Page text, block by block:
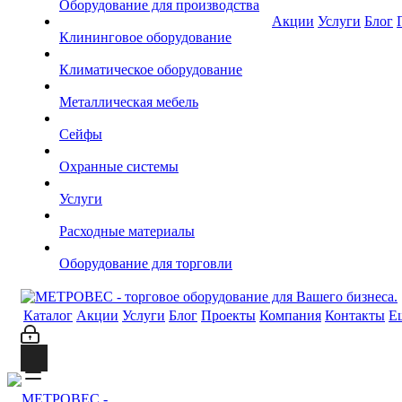
Оборудование для производства
Клининговое оборудование
Климатическое оборудование
Металлическая мебель
Сейфы
Охранные системы
Услуги
Расходные материалы
Оборудование для торговли
Акции Услуги Блог
Каталог Акции Услуги Блог Проекты Компания Контакты